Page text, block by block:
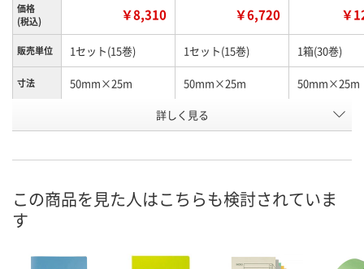
価格
(税込)
￥8,310 ￥6,720 ￥
販売単位 1セット(15巻) 1セット(15巻) 1箱(30巻)
寸法 50mm×25m 50mm×25m 50mm×25m
建築用 建築用/30巻
号
お届け日
数量 数量
詳しく見る
この商品を見た人はこちらも検討されていま
す